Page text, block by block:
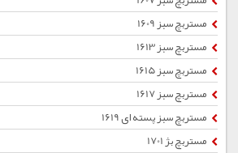
مستربچ سبز 1609
مستربچ سبز 1613
مستربچ سبز 1615
مستربچ سبز 1617
مستربچ سبز پسته ای 1619
مستربچ بژ 1701